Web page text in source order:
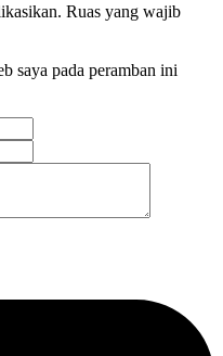
Ruas yang wajib
saya pada peramban ini